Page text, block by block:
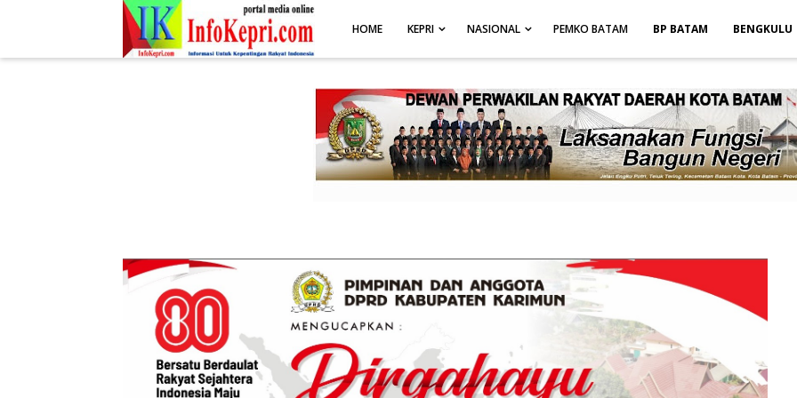
.post-body img { display: block; margin: 0 auto; max-width: 100%; height: auto; }
HOME KEPRI NASIONAL PEMKO BATAM BP BATAM BENGKULU